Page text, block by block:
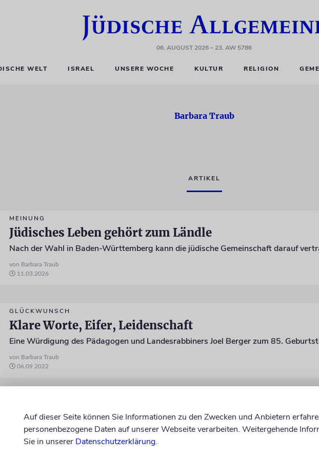
06. AUGUST 2026– 23. AW 5786
WELT ISRAEL UNSERE WOCHE KULTUR RELIGION
Barbara Traub
ARTIKEL
MEINUNG
Jüdisches Leben gehört zum Ländle
von Barbara Traub
11.03.2026
GLÜCKWUNSCH
Klare Worte, Eifer, Leidenschaft
Eine Würdigung des Pädagogen und Landesrabbiners Joel Berger zum 85.
von Barbara Traub
06.09.2022
Zentralrat: Mehr als Quotenfrauen
Im Judentum sind Frauen ohnehin engagiert: Eine hohe Repräsentanz in unseren
Auf dieser Seite können Sie Informationen zu den Zwecken und Anbietern
personenbezogene Daten auf unserer Webseite verarbeiten. Weitergehende
Sie in unserer Datenschutzerklärung.